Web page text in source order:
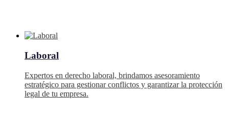
Laboral
Expertos en derecho laboral, brindamos asesoramiento
estratégico para gestionar conflictos y garantizar la protección
legal de tu empresa.